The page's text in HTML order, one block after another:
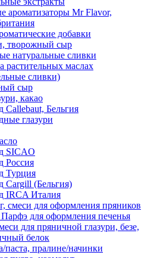
ароматизаторы Mr Flavor,
добавки
творожный сыр
натуральные сливки
растительных маслах
сливки)
сыр
какао
Callebaut, Бельгия
глазури
SICAO
Россия
Турция
Cargill (Бельгия)
IRCA Италия
смеси для оформления пряников
Парфэ для оформления печенья
для пряничной глазури, безе,
белок
паста, пралине/начинки